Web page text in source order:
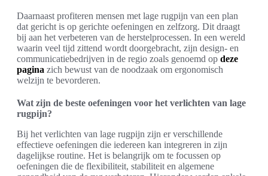
Daarnaast profiteren mensen met lage rugpijn van een plan
dat gericht is op gerichte oefeningen en zelfzorg. Dit draagt
bij aan het verbeteren van de herstelprocessen. In een wereld
waarin veel tijd zittend wordt doorgebracht, zijn design- en
communicatiebedrijven in de regio zoals genoemd op deze
pagina zich bewust van de noodzaak om ergonomisch
welzijn te bevorderen.
Wat zijn de beste oefeningen voor het verlichten van lage
rugpijn?
Bij het verlichten van lage rugpijn zijn er verschillende
effectieve oefeningen die iedereen kan integreren in zijn
dagelijkse routine. Het is belangrijk om te focussen op
oefeningen die de flexibiliteit, stabiliteit en algemene